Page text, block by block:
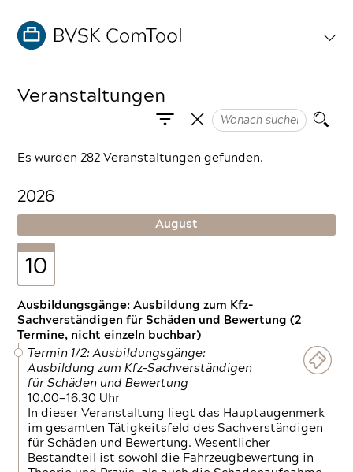
Veranstaltungen
Es wurden 282 Veranstaltungen gefunden.
2026
August
10
Ausbildungsgänge: Ausbildung zum Kfz-
Sachverständigen für Schäden und Bewertung (2
Termine, nicht einzeln buchbar)
Termin 1/2: Ausbildungsgänge:
Ausbildung zum Kfz-Sachverständigen
für Schäden und Bewertung
10.00—16.30 Uhr
In dieser Veranstaltung liegt das Hauptaugenmerk
im gesamten Tätigkeitsfeld des Sachverständigen
für Schäden und Bewertung. Wesentlicher
Bestandteil ist sowohl die Fahrzeugbewertung in